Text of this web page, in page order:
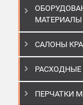
МАТЕРИАЛЫ
САЛОНЫ
ПЕРЧАТКИ